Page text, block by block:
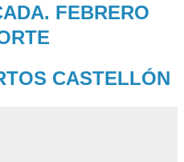
FEBRERO
CASTELLÓN